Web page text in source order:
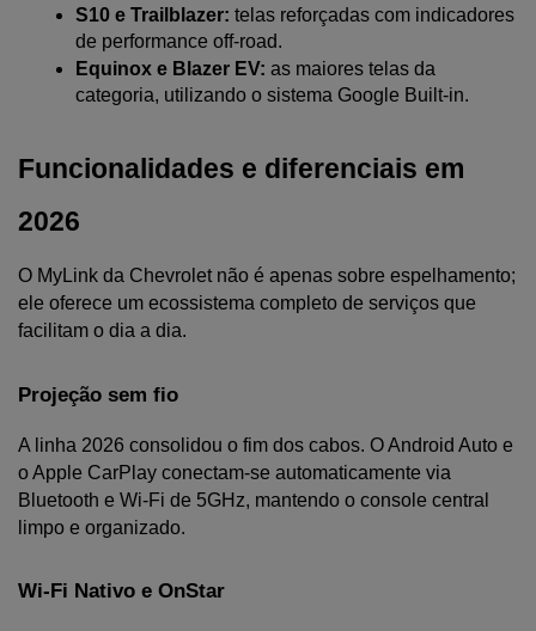
S10 e Trailblazer: telas reforçadas com indicadores
de performance off-road.
Equinox e Blazer EV: as maiores telas da
categoria, utilizando o sistema Google Built-in.
Funcionalidades e diferenciais em
2026
O MyLink da Chevrolet não é apenas sobre espelhamento;
ele oferece um ecossistema completo de serviços que
facilitam o dia a dia.
Projeção sem fio
A linha 2026 consolidou o fim dos cabos. O Android Auto e
o Apple CarPlay conectam-se automaticamente via
Bluetooth e Wi-Fi de 5GHz, mantendo o console central
limpo e organizado.
Wi-Fi Nativo e OnStar